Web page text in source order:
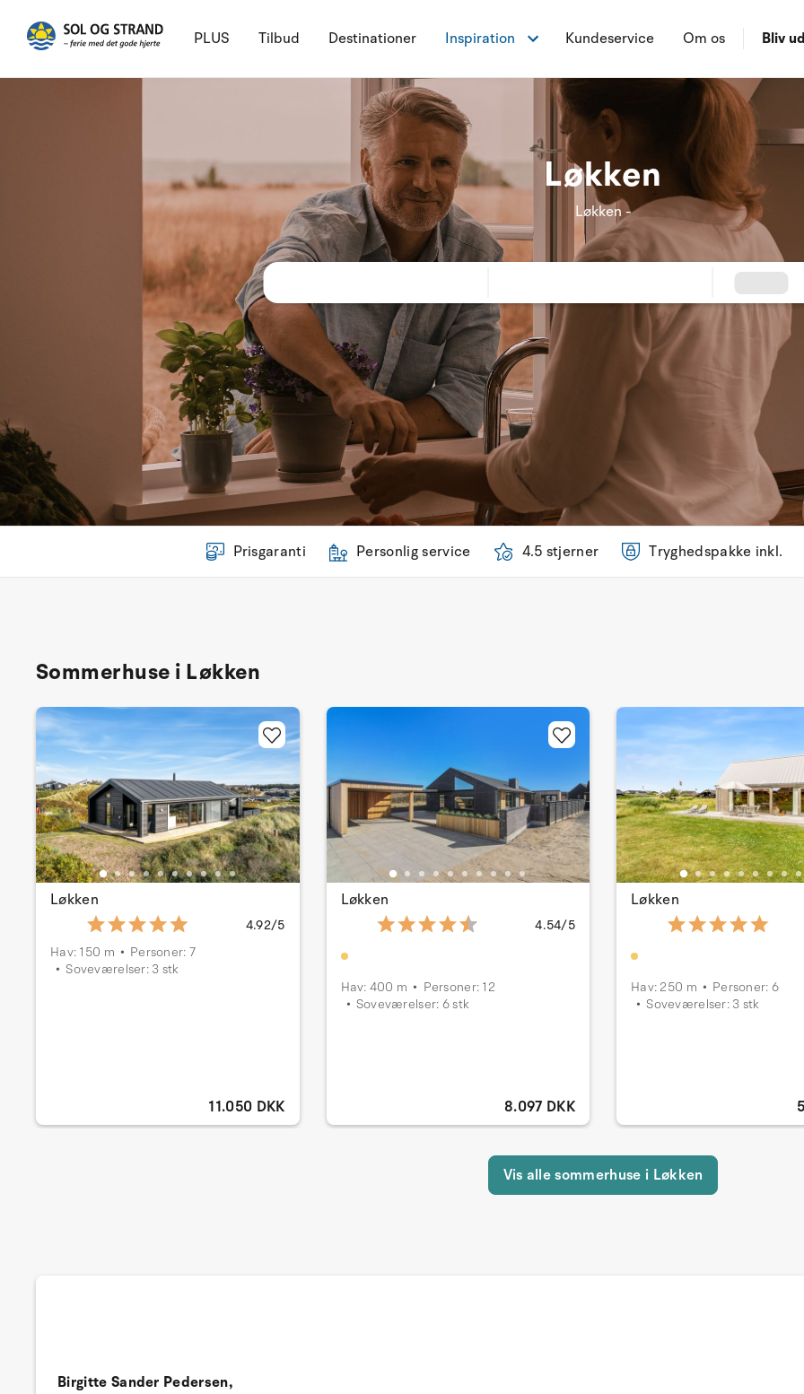
PLUS Tilbud Destinationer Inspiration Kundeservice Om os Bliv
Løkken
Løkken -
Prisgaranti Personlig service 4.5 stjerner Tryghedspakke inkl.
Sommerhuse i Løkken
Løkken
4.92/5
Hav: 150 m
Personer: 7
Soveværelser: 3 stk
11.050 DKK
Løkken
4.54/5
Hav: 400 m
Personer: 12
Soveværelser: 6 stk
8.097 DKK
Løkken
Hav: 250 m
Personer: 6
Soveværelser: 3 stk
Vis alle sommerhuse i Løkken
Birgitte Sander Pedersen,